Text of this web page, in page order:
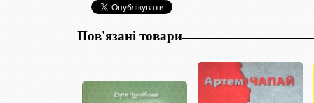
Пов'язані товари